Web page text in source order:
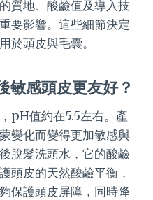
質地、酸鹼值及導入技
要影響。這些細節決定
於頭皮與毛囊。
敏感頭皮更友好？
pH值約在5.5左右。產
變化而變得更加敏感與
脫髮洗頭水，它的酸鹼
頭皮的天然酸鹼平衡，
保護頭皮屏障，同時降